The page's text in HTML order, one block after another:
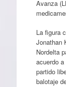
Avanza
La figura
Jonathan
Nordelta
acuerdo
partido
balotaje